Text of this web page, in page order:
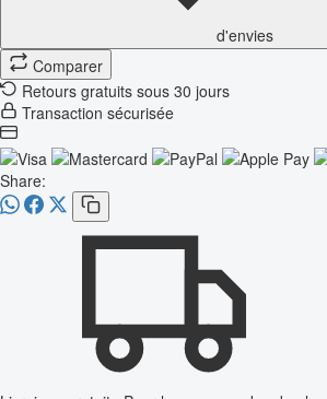
d'envies
Comparer
Retours gratuits sous 30 jours
Transaction sécurisée
Share: